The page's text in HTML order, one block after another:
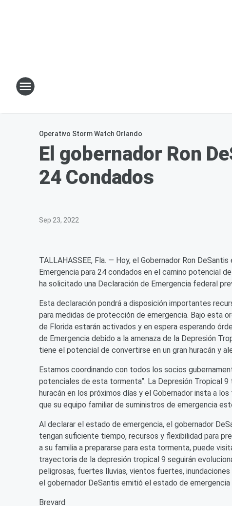
Operativo Storm Watch Orlando
El gobernador Ron
24 Condados
Sep 23, 2022
TALLAHASSEE, Fla. — Hoy, el Gobernador Ron
Emergencia para 24 condados en el camino potencial
ha solicitado una Declaración de Emergencia federal
Esta declaración pondrá a disposición importantes
para medidas de protección de emergencia. Bajo esta
de Florida estarán activados y en espera esperando
de Emergencia debido a la amenaza de la Depresión
tiene el potencial de convertirse en un gran huracán y
Estamos coordinando con todos los socios
potenciales de esta tormenta”. La Depresión Tropical
huracán en los próximos días y el Gobernador insta a
que su equipo familiar de suministros de emergencia
Al declarar el estado de emergencia, el gobernador
tengan suficiente tiempo, recursos y flexibilidad para
a su familia a prepararse para esta tormenta, puede
trayectoria de la depresión tropical 9 seguirán
peligrosas, fuertes lluvias, vientos fuertes,
el gobernador DeSantis emitió el estado de emergencia
Brevard